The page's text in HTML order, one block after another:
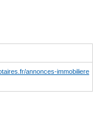
annonces-immobiliere